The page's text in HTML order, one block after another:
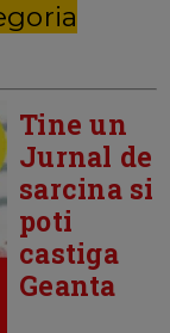
Tine un
Jurnal de
sarcina si
poti
castiga
Geanta